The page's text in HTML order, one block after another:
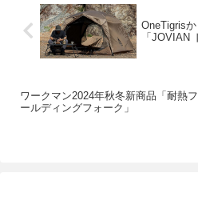
OneTigris
「JOVIAN
ワークマン2024年秋冬新商品「耐熱
ールディングフォーク」